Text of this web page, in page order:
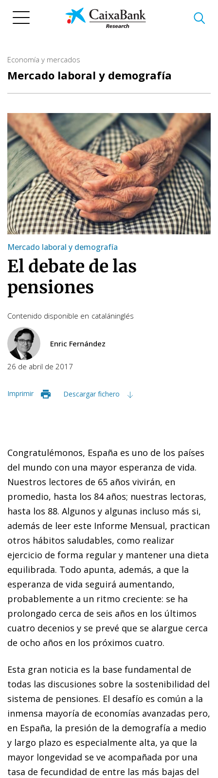
Economía y mercados
Mercado laboral y demografía
Mercado laboral y demografía
El debate de las
pensiones
Contenido disponible en cataláninglés
Enric Fernández
26 de abril de 2017
Imprimir Descargar fichero
Congratulémonos, España es uno de los países
del mundo con una mayor esperanza de vida.
Nuestros lectores de 65 años vivirán, en
promedio, hasta los 84 años; nuestras lectoras,
hasta los 88. Algunos y algunas incluso más si,
además de leer este Informe Mensual, practican
otros hábitos saludables, como realizar
ejercicio de forma regular y mantener una dieta
equilibrada. Todo apunta, además, a que la
esperanza de vida seguirá aumentando,
probablemente a un ritmo creciente: se ha
prolongado cerca de seis años en los últimos
cuatro decenios y se prevé que se alargue cerca
de ocho años en los próximos cuatro.
Esta gran noticia es la base fundamental de
todas las discusiones sobre la sostenibilidad del
sistema de pensiones. El desafío es común a la
inmensa mayoría de economías avanzadas pero,
en España, la presión de la demografía a medio
y largo plazo es especialmente alta, ya que la
mayor longevidad se ve acompañada por una
tasa de fecundidad de entre las más bajas del